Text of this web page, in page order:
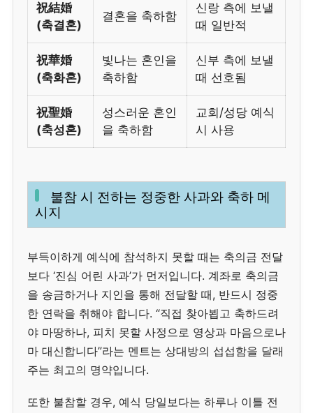
祝結婚
(축결혼)
결혼을 축하함
신랑 측에 보낼
때 일반적
祝華婚
(축화혼)
빛나는 혼인을
축하함
신부 측에 보낼
때 선호됨
祝聖婚
(축성혼)
성스러운 혼인
을 축하함
교회/성당 예식
시 사용
불참 시 전하는 정중한 사과와 축하 메
시지
부득이하게 예식에 참석하지 못할 때는 축의금 전달
보다 ‘진심 어린 사과’가 먼저입니다. 계좌로 축의금
을 송금하거나 지인을 통해 전달할 때, 반드시 정중
한 연락을 취해야 합니다. “직접 찾아뵙고 축하드려
야 마땅하나, 피치 못할 사정으로 영상과 마음으로나
마 대신합니다”라는 멘트는 상대방의 섭섭함을 달래
주는 최고의 명약입니다.
또한 불참할 경우, 예식 당일보다는 하루나 이틀 전